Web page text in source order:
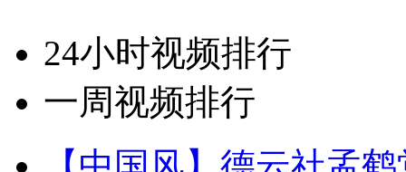
24小时视频排行
一周视频排行